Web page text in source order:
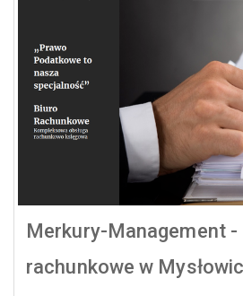
Merkury-Management -
rachunkowe w